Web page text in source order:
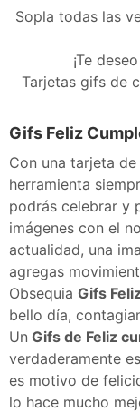
Sopla todas las
¡Te
Tarjetas gifs de
Gifs Feliz
Con una tarjeta
herramienta
podrás celebrar y
imágenes con el
actualidad, una
agregas
Obsequia Gifs
bello día,
Un Gifs de Feliz
verdaderamente
es motivo de
lo hace mucho